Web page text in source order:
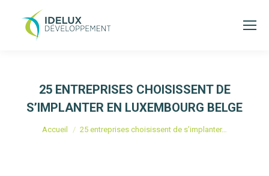
25 ENTREPRISES CHOISISSENT DE
S’IMPLANTER EN LUXEMBOURG BELGE
Vous êtes ici :
Accueil 25 entreprises choisissent de s’implanter…